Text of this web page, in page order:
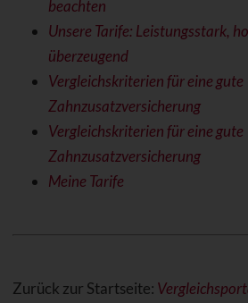
beachten
Unsere Tarife: Leistungsstark,
überzeugend
Vergleichskriterien für eine gute
Zahnzusatzversicherung
Vergleichskriterien für eine gute
Zahnzusatzversicherung
Meine Tarife
Zurück zur Startseite: